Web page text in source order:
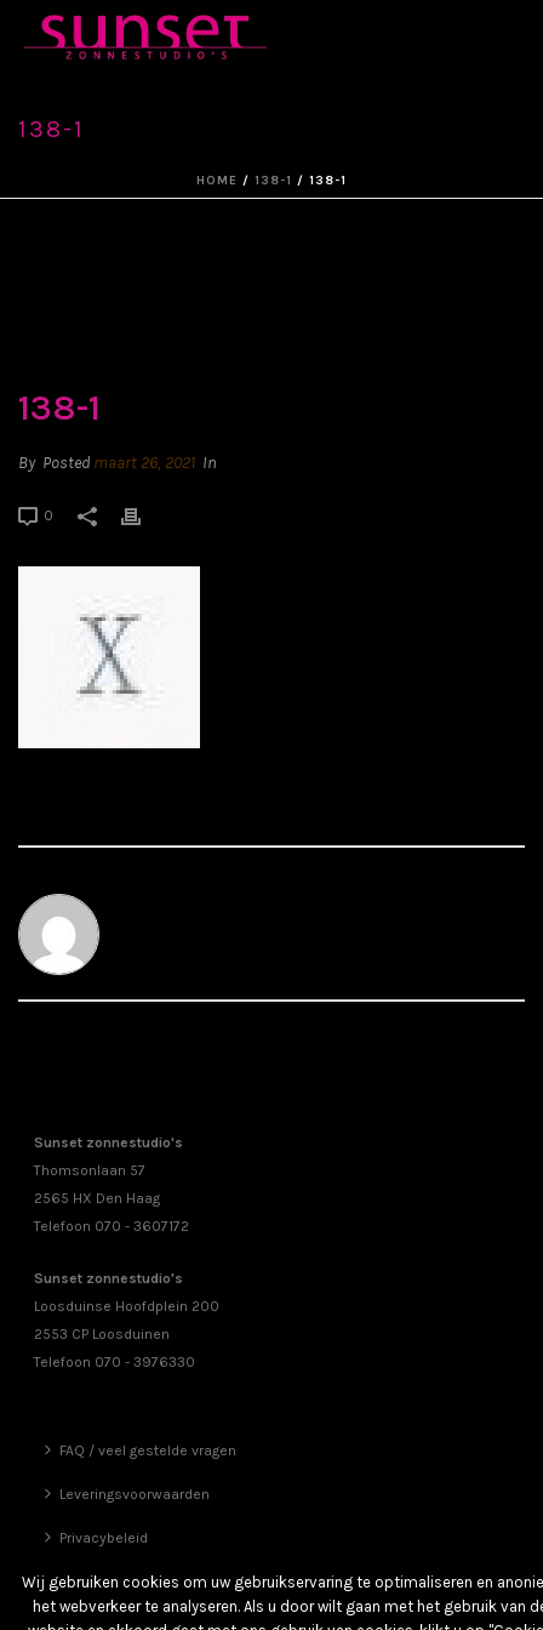
138-1
HOME / 138-1 / 138-1
138-1
By Posted maart 26, 2021 In
0
Sunset zonnestudio's
Thomsonlaan 57
2565 HX Den Haag
Telefoon 070 - 3607172
Sunset zonnestudio's
Loosduinse Hoofdplein 200
2553 CP Loosduinen
Telefoon 070 - 3976330
FAQ / veel gestelde vragen
Leveringsvoorwaarden
Privacybeleid
Vrienden
Wij gebruiken cookies om uw gebruikservaring te optimaliseren en
het webverkeer te analyseren. Als u door wilt gaan met het gebruik van